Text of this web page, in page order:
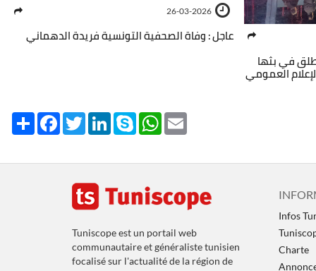
في بثها
العمومي
26-03-2026
عاجل : وفاة الصحفية التونسية فريدة الدهماني
Share FacebookTwitterLinkedInSkype WhatsApp
Tuniscope est un portail web
communautaire et généraliste tunisien
focalisé sur l'actualité de la région de
Infos
Charte